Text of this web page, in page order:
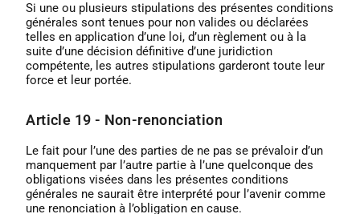
Si une ou plusieurs stipulations des présentes conditions
générales sont tenues pour non valides ou déclarées
telles en application d’une loi, d’un règlement ou à la
suite d’une décision définitive d’une juridiction
compétente, les autres stipulations garderont toute leur
force et leur portée.
Article 19 - Non-renonciation
Le fait pour l’une des parties de ne pas se prévaloir d’un
manquement par l’autre partie à l’une quelconque des
obligations visées dans les présentes conditions
générales ne saurait être interprété pour l’avenir comme
une renonciation à l’obligation en cause.